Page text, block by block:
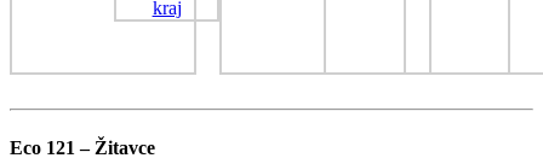
Eco 121 – Žitavce